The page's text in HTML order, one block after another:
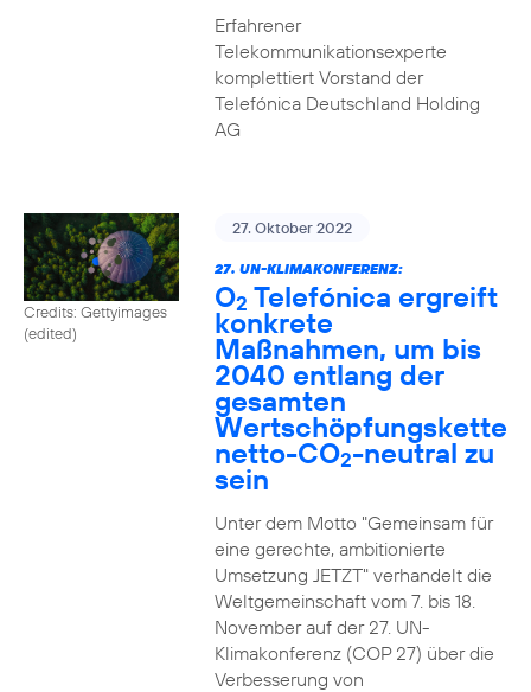
Erfahrener
Telekommunikationsexperte
komplettiert Vorstand der
Telefónica Deutschland Holding
AG
Credits: Gettyimages
(edited)
27. Oktober 2022
27. UN-KLIMAKONFERENZ:
O2 Telefónica ergreift
konkrete
Maßnahmen, um bis
2040 entlang der
gesamten
Wertschöpfungskette
netto-CO2-neutral zu
sein
Unter dem Motto "Gemeinsam für
eine gerechte, ambitionierte
Umsetzung JETZT" verhandelt die
Weltgemeinschaft vom 7. bis 18.
November auf der 27. UN-
Klimakonferenz (COP 27) über die
Verbesserung von